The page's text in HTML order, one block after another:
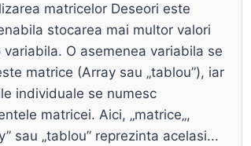
matricelor Deseori este
stocarea mai multor valori
O asemenea variabila se
matrice (Array sau „tablou”), iar
individuale se numesc
matricei. Aici, „matrice„,
sau „tablou” reprezinta acelasi...